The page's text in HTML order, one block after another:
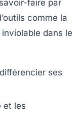
faire par
comme la
dans le
ses
et les